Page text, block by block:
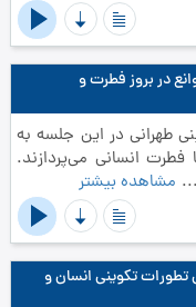
در بروز فطرت و
طهرانی در این جلسه به
فطرت انسانی می‌پردازند.
مشاهده بیشتر
تکوینی انسان و